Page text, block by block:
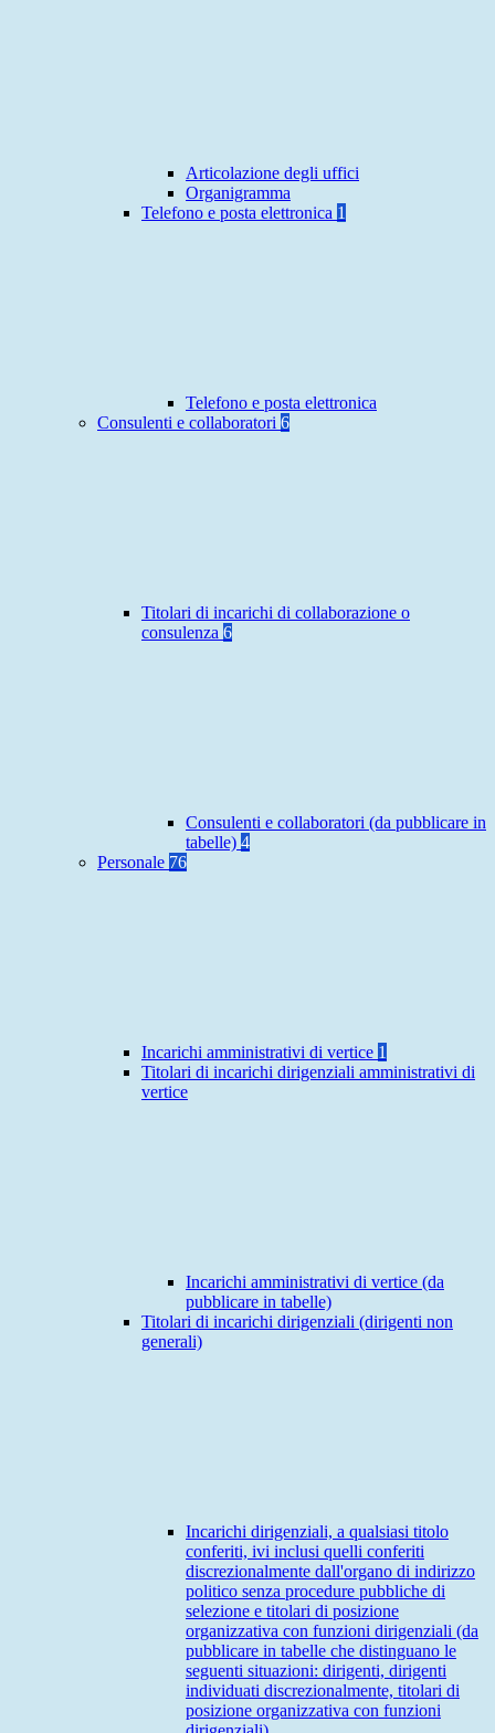
Articolazione degli uffici
Organigramma
Telefono e posta elettronica 1
Telefono e posta elettronica
Consulenti e collaboratori 6
Titolari di incarichi di collaborazione o
consulenza 6
Consulenti e collaboratori (da pubblicare in
tabelle) 4
Personale 76
Incarichi amministrativi di vertice 1
Titolari di incarichi dirigenziali amministrativi di
vertice
Incarichi amministrativi di vertice (da
pubblicare in tabelle)
Titolari di incarichi dirigenziali (dirigenti non
generali)
Incarichi dirigenziali, a qualsiasi titolo
conferiti, ivi inclusi quelli conferiti
discrezionalmente dall'organo di indirizzo
politico senza procedure pubbliche di
selezione e titolari di posizione
organizzativa con funzioni dirigenziali (da
pubblicare in tabelle che distinguano le
seguenti situazioni: dirigenti, dirigenti
individuati discrezionalmente, titolari di
posizione organizzativa con funzioni